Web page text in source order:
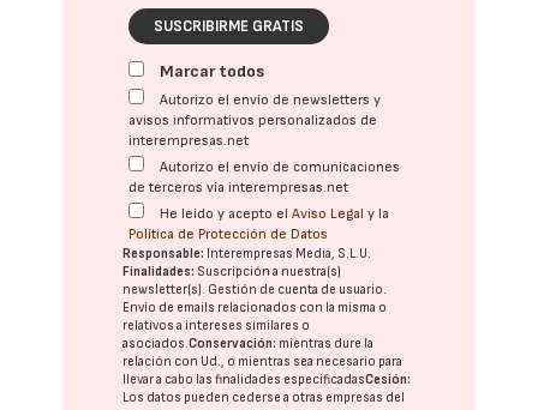
SUSCRIBIRME GRATIS
Marcar todos
Autorizo el envío de newsletters y
avisos informativos personalizados de
interempresas.net
Autorizo el envío de comunicaciones
de terceros vía interempresas.net
He leído y acepto elAviso Legal y la
Política de Protección de Datos
Responsable: Interempresas Media, S.L.U.
Finalidades: Suscripción a nuestra(s)
newsletter(s). Gestión de cuenta de usuario.
Envío de emails relacionados con la misma o
relativos a intereses similares o
asociados.Conservación: mientras dure la
relación con Ud., o mientras sea necesario para
llevar a cabo las finalidades especificadasCesión:
Los datos pueden cederse a otras empresas del